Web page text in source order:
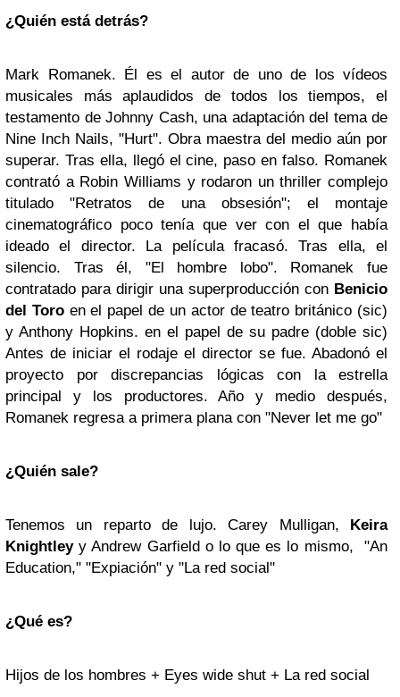
¿Quién está detrás?
Mark Romanek. Él es el autor de uno de los vídeos
musicales más aplaudidos de todos los tiempos, el
testamento de Johnny Cash, una adaptación del tema de
Nine Inch Nails, "Hurt". Obra maestra del medio aún por
superar. Tras ella, llegó el cine, paso en falso. Romanek
contrató a Robin Williams y rodaron un thriller complejo
titulado "Retratos de una obsesión"; el montaje
cinematográfico poco tenía que ver con el que había
ideado el director. La película fracasó. Tras ella, el
silencio. Tras él, "El hombre lobo". Romanek fue
contratado para dirigir una superproducción con Benicio
del Toroen el papel de un actor de teatro británico (sic)
y Anthony Hopkins. en el papel de su padre (doble sic)
Antes de iniciar el rodaje el director se fue. Abadonó el
proyecto por discrepancias lógicas con la estrella
principal y los productores. Año y medio después,
Romanek regresa a primera plana con "Never let me go"
¿Quién sale?
Tenemos un reparto de lujo. Carey Mulligan, Keira
Knightleyy Andrew Garfield o lo que es lo mismo, "An
Education," "Expiación" y "La red social"
¿Qué es?
Hijos de los hombres + Eyes wide shut + La red social